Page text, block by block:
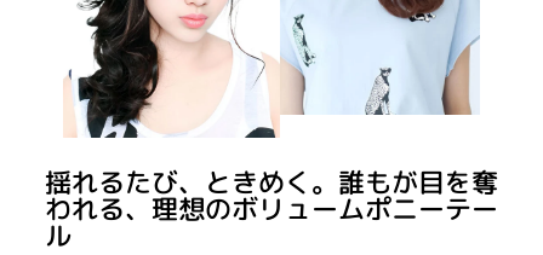
揺れるたび、ときめく。誰もが目を奪
われる、理想のボリュームポニーテー
ル